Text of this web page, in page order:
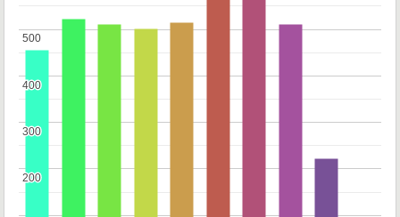
200
200
300
300
400
400
500
500